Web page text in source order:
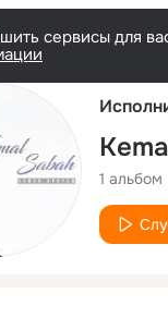
сервисы для
1 альбом